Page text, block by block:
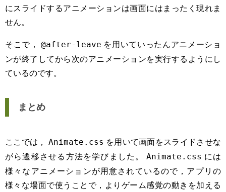
にスライドするアニメーションは画面にはまったく現れま
せん。
そこで，
@after-leave を用いていったんアニメーショ
ンが終了してから次のアニメーションを実行するようにし
ているのです。
まとめ
ここでは， Animate.css を用いて画面をスライドさせな
がら遷移させる方法を学びました。
Animate.css には
様々なアニメーションが用意されているので，アプリの
様々な場面で使うことで，よりゲーム感覚の動きを加える